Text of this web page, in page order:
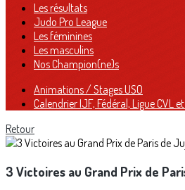
Les résultats
Judo Pro League
Les féminines
Les masculins
Nos Champion(ne)s
Animations / Stages USO
Calendrier IJF, Fédéral, Ligue CVL
Retour
3 Victoires au Grand Prix de